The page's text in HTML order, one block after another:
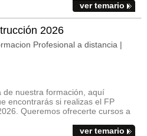
ver temario
2026
Profesional a distancia |
de nuestra formación, aquí
encontrarás si realizas el FP
Queremos ofrecerte cursos a
ver temario